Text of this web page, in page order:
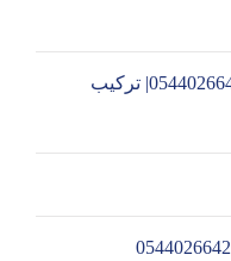
تركيب جبس بورد في الشارقة |0544026642| تركيب